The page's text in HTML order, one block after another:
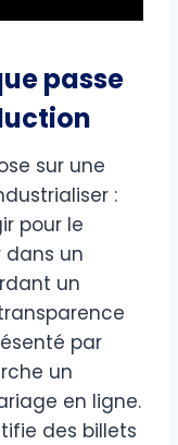
passe
sur une
:
pour le
un
un
par
un
en ligne.
des billets